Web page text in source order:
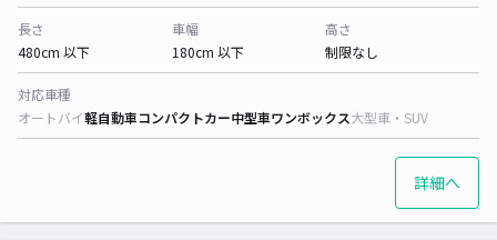
長さ
480cm 以下
車幅
180cm 以下
高さ
制限なし
対応車種
オートバイ軽自動車コンパクトカー中型車ワンボックス大型車・SUV
詳細へ